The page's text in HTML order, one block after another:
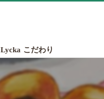
Lycka こだわり